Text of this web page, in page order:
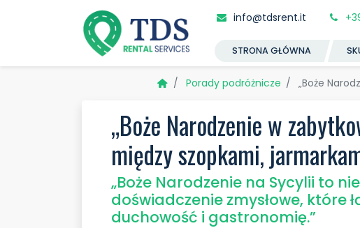
info@tdsrent.it
STRONA GŁÓWNA
Porady podróżnicze „Boże
„Boże Narodzenie w
między szopkami,
„Boże Narodzenie na Sycylii to
doświadczenie zmysłowe, które
duchowość i gastronomię.”